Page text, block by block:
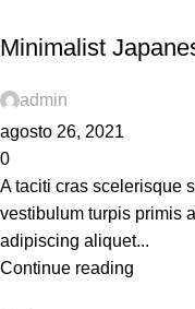
Minimalist
admin
agosto 26, 2021
0
A taciti cras scelerisque
vestibulum turpis primis
adipiscing aliquet...
Continue reading